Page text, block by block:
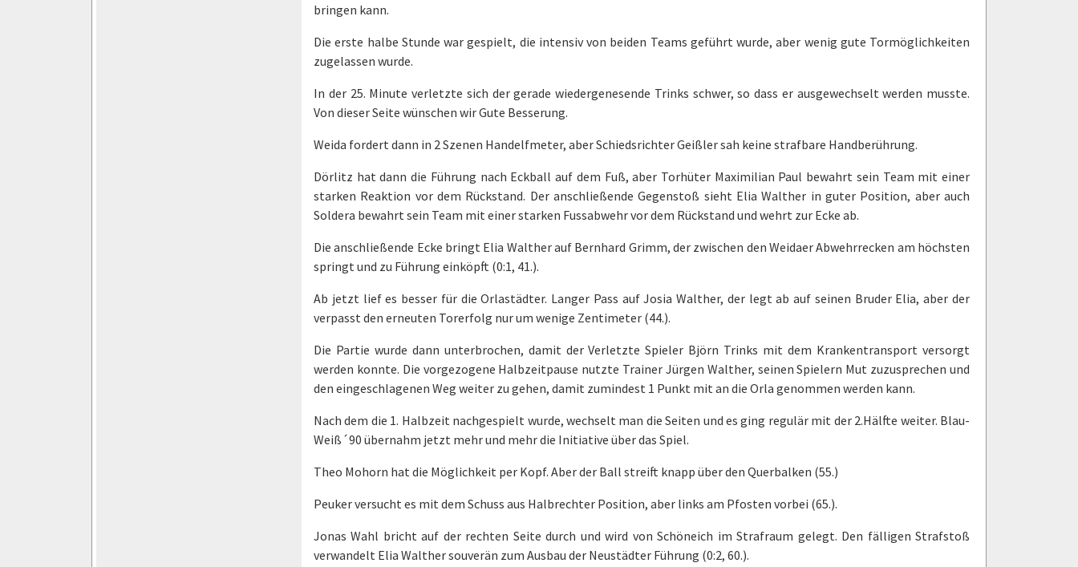
bringen kann.
Die erste halbe Stunde war gespielt, die intensiv von beiden Teams geführt wurde, aber wenig gute Tormöglichkeiten
zugelassen wurde.
In der 25. Minute verletzte sich der gerade wiedergenesende Trinks schwer, so dass er ausgewechselt werden musste.
Von dieser Seite wünschen wir Gute Besserung.
Weida fordert dann in 2 Szenen Handelfmeter, aber Schiedsrichter Geißler sah keine strafbare Handberührung.
Dörlitz hat dann die Führung nach Eckball auf dem Fuß, aber Torhüter Maximilian Paul bewahrt sein Team mit einer
starken Reaktion vor dem Rückstand. Der anschließende Gegenstoß sieht Elia Walther in guter Position, aber auch
Soldera bewahrt sein Team mit einer starken Fussabwehr vor dem Rückstand und wehrt zur Ecke ab.
Die anschließende Ecke bringt Elia Walther auf Bernhard Grimm, der zwischen den Weidaer Abwehrrecken am höchsten
springt und zu Führung einköpft (0:1, 41.).
Ab jetzt lief es besser für die Orlastädter. Langer Pass auf Josia Walther, der legt ab auf seinen Bruder Elia, aber der
verpasst den erneuten Torerfolg nur um wenige Zentimeter (44.).
Die Partie wurde dann unterbrochen, damit der Verletzte Spieler Björn Trinks mit dem Krankentransport versorgt
werden konnte. Die vorgezogene Halbzeitpause nutzte Trainer Jürgen Walther, seinen Spielern Mut zuzusprechen und
den eingeschlagenen Weg weiter zu gehen, damit zumindest 1 Punkt mit an die Orla genommen werden kann.
Nach dem die 1. Halbzeit nachgespielt wurde, wechselt man die Seiten und es ging regulär mit der 2.Hälfte weiter. Blau-
Weiß´90 übernahm jetzt mehr und mehr die Initiative über das Spiel.
Theo Mohorn hat die Möglichkeit per Kopf. Aber der Ball streift knapp über den Querbalken (55.)
Peuker versucht es mit dem Schuss aus Halbrechter Position, aber links am Pfosten vorbei (65.).
Jonas Wahl bricht auf der rechten Seite durch und wird von Schöneich im Strafraum gelegt. Den fälligen Strafstoß
verwandelt Elia Walther souverän zum Ausbau der Neustädter Führung (0:2, 60.).